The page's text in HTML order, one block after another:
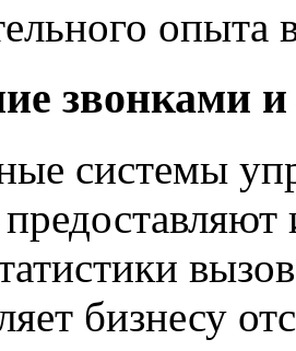
опыта
звонками
системы
бизнесу